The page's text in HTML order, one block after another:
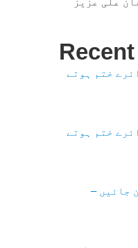
ختم ہوتے
ختم ہوتے
جائیں –